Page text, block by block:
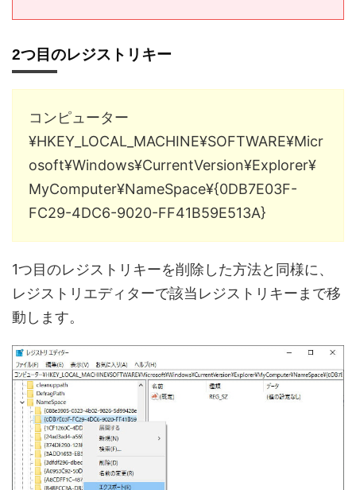
2つ目のレジストリキー
コンピューター
¥HKEY_LOCAL_MACHINE¥SOFTWARE¥Micr
osoft¥Windows¥CurrentVersion¥Explorer¥
MyComputer¥NameSpace¥{0DB7E03F-
FC29-4DC6-9020-FF41B59E513A}
1つ目のレジストリキーを削除した方法と同様に、
レジストリエディターで該当レジストリキーまで移
動します。